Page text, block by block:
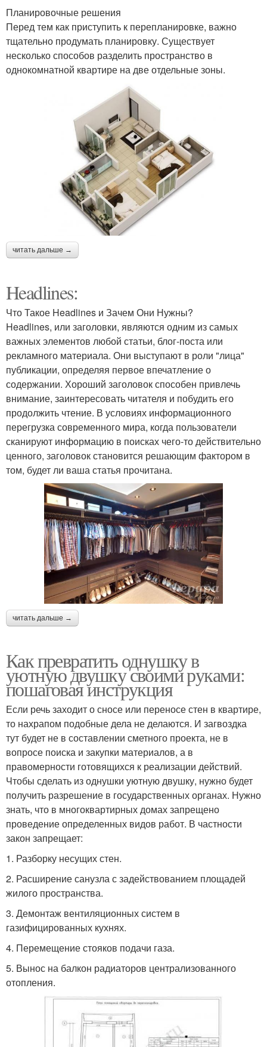
Планировочные решения
Перед тем как приступить к перепланировке, важно
тщательно продумать планировку. Существует
несколько способов разделить пространство в
однокомнатной квартире на две отдельные зоны.
читать дальше →
Headlines:
Что Такое Headlines и Зачем Они Нужны?
Headlines, или заголовки, являются одним из самых
важных элементов любой статьи, блог-поста или
рекламного материала. Они выступают в роли "лица"
публикации, определяя первое впечатление о
содержании. Хороший заголовок способен привлечь
внимание, заинтересовать читателя и побудить его
продолжить чтение. В условиях информационного
перегрузка современного мира, когда пользователи
сканируют информацию в поисках чего-то действительно
ценного, заголовок становится решающим фактором в
том, будет ли ваша статья прочитана.
читать дальше →
Как превратить однушку в
уютную двушку своими руками:
пошаговая инструкция
Если речь заходит о сносе или переносе стен в квартире,
то нахрапом подобные дела не делаются. И загвоздка
тут будет не в составлении сметного проекта, не в
вопросе поиска и закупки материалов, а в
правомерности готовящихся к реализации действий.
Чтобы сделать из однушки уютную двушку, нужно будет
получить разрешение в государственных органах. Нужно
знать, что в многоквартирных домах запрещено
проведение определенных видов работ. В частности
закон запрещает:
1.​ Разборку несущих стен.
2.​ Расширение санузла с задействованием площадей
жилого пространства.
3.​ Демонтаж вентиляционных систем в
газифицированных кухнях.
4.​ Перемещение стояков подачи газа.
5.​ Вынос на балкон радиаторов централизованного
отопления.